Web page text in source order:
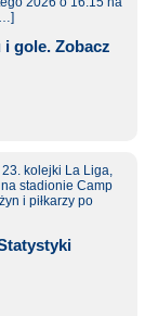
gole. Zobacz